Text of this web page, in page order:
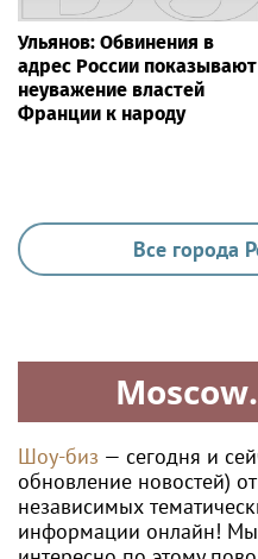
Ульянов: Обвинения в
адрес России показывают
неуважение властей
Франции к народу
Все города
Шоу-биз — сегодня и
обновление новостей)
независимых
информации онлайн!